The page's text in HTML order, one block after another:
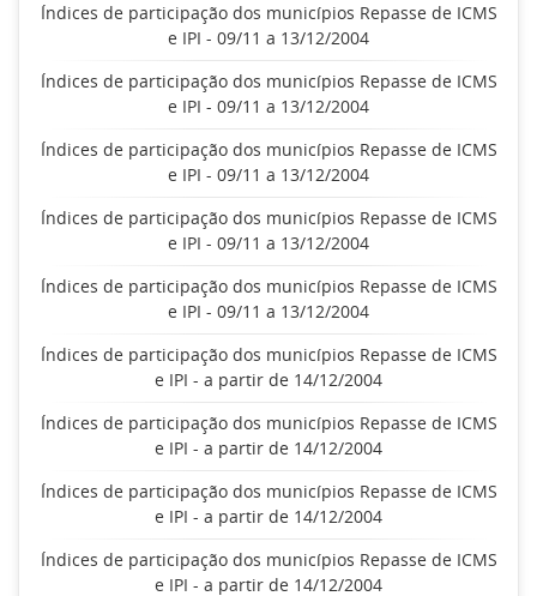
Índices de participação dos municípios Repasse de ICMS
e IPI - 09/11 a 13/12/2004
Índices de participação dos municípios Repasse de ICMS
e IPI - 09/11 a 13/12/2004
Índices de participação dos municípios Repasse de ICMS
e IPI - 09/11 a 13/12/2004
Índices de participação dos municípios Repasse de ICMS
e IPI - 09/11 a 13/12/2004
Índices de participação dos municípios Repasse de ICMS
e IPI - 09/11 a 13/12/2004
Índices de participação dos municípios Repasse de ICMS
e IPI - a partir de 14/12/2004
Índices de participação dos municípios Repasse de ICMS
e IPI - a partir de 14/12/2004
Índices de participação dos municípios Repasse de ICMS
e IPI - a partir de 14/12/2004
Índices de participação dos municípios Repasse de ICMS
e IPI - a partir de 14/12/2004